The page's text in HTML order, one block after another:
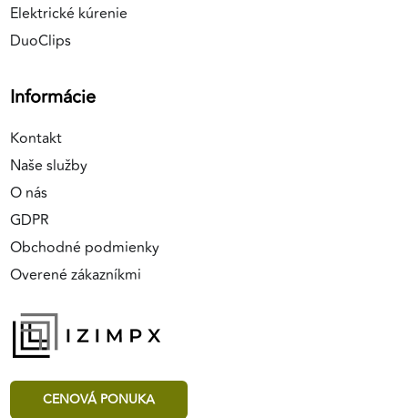
Elektrické kúrenie
DuoClips
Informácie
Kontakt
Naše služby
O nás
GDPR
Obchodné podmienky
Overené zákazníkmi
CENOVÁ PONUKA